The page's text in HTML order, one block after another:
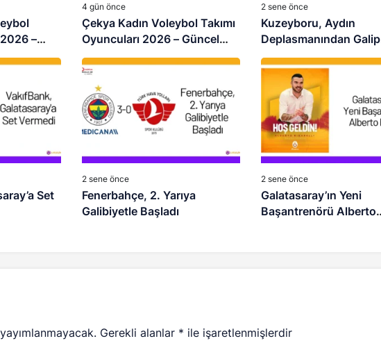
2026 –
4 gün önce
Çekya Kadın Voleybol Takımı
Oyuncuları 2026 – Güncel
Kadro
2 sene önce
Kuzeyboru, Aydın
Deplasmanından Galip
Dönüyor
Set
2 sene önce
Fenerbahçe, 2. Yarıya
Galibiyetle Başladı
2 sene önce
Galatasaray’ın Yeni
Başantrenörü Alberto
Gerekli alanlar * ile işaretlenmişlerdir